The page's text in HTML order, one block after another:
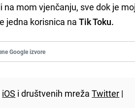
na mom vjenčanju, sve dok je
jedna korisnica naTik Toku.
Google izvore
iOS i društvenih mrežaTwitter |